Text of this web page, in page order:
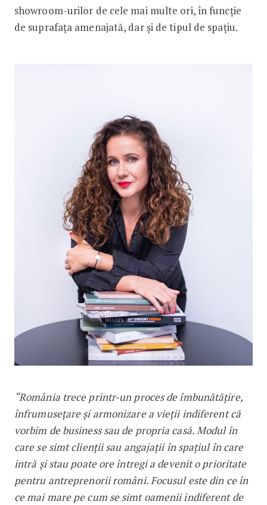
showroom-urilor de cele mai multe ori, în funcție
de suprafața amenajată, dar și de tipul de spațiu.
“România trece printr-un proces de îmbunătățire,
înfrumusețare și armonizare a vieții indiferent că
vorbim de business sau de propria casă. Modul în
care se simt clienții sau angajații în spațiul în care
intră și stau poate ore întregi a devenit o prioritate
pentru antreprenorii români. Focusul este din ce în
ce mai mare pe cum se simt oamenii indiferent de